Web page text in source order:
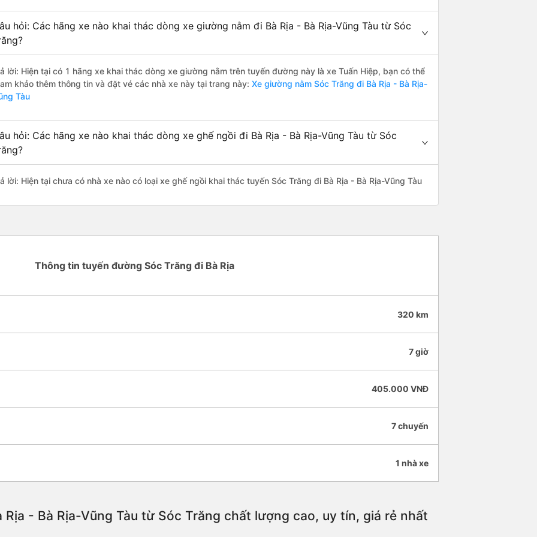
hỏi: Các hãng xe nào khai thác dòng xe giường nằm đi Bà Rịa - Bà Rịa-Vũng Tàu từ Sóc
lời: Hiện tại có 1 hãng xe khai thác dòng xe giường nằm trên tuyến đường này là xe Tuấn Hiệp, bạn có thể
khảo thêm thông tin và đặt vé các nhà xe này tại trang này: Xe giường nằm Sóc Trăng đi Bà Rịa - Bà Rịa-
Tàu
hỏi: Các hãng xe nào khai thác dòng xe ghế ngồi đi Bà Rịa - Bà Rịa-Vũng Tàu từ Sóc
lời: Hiện tại chưa có nhà xe nào có loại xe ghế ngồi khai thác tuyến Sóc Trăng đi Bà Rịa - Bà Rịa-Vũng Tàu
Thông tin tuyến đường Sóc Trăng đi Bà Rịa
320 km
7 giờ
405.000 VNĐ
7 chuyến
1 nhà xe
Rịa - Bà Rịa-Vũng Tàu từ Sóc Trăng chất lượng cao, uy tín, giá rẻ nhất